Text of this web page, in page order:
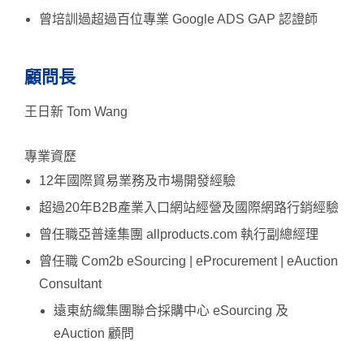
曾培訓過超過百位專業 Google ADS GAP 認證師
顧問長
王日新 Tom Wang
專業資歷
12年國際貿易業務及市場開發經驗
超過20年B2B產業入口網站經營及國際網路行銷經驗
曾任職亞普達集團 allproducts.com 執行副總經理
曾任職 Com2b eSourcing | eProcurement | eAuction
Consultant
遠東紡織集團聯合採購中心 eSourcing 及
eAuction 顧問